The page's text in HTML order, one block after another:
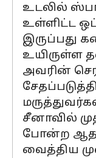
உடலில்
உள்ளிட்ட
இருப்பது
உயிருள்ள
அவரின்
சீனாவில்
போன்ற
வைத்திய